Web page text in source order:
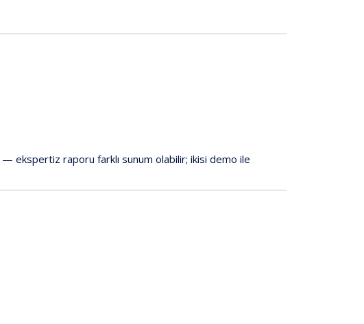
— ekspertiz raporufarklı sunum olabilir; ikisidemo ile